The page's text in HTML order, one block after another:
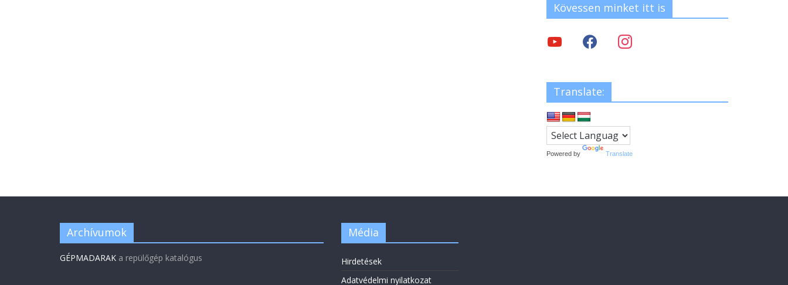
Kövessen minket itt is
Translate:
Powered by Translate
Archívumok
GÉPMADARAK a repülőgép katalógus
Média
Hirdetések
Adatvédelmi nyilatkozat